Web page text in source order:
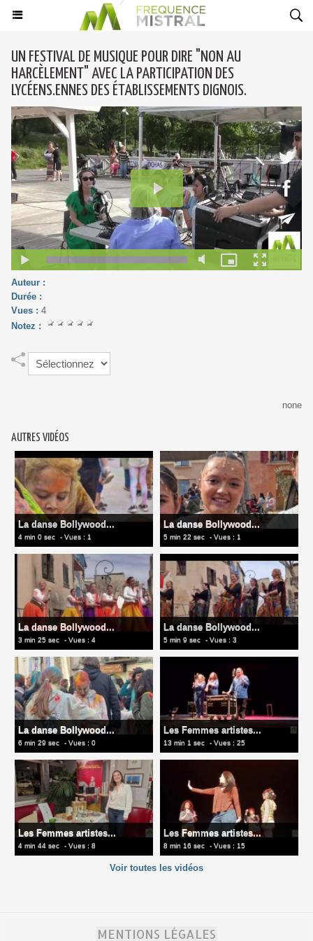
UN FESTIVAL DE MUSIQUE POUR DIRE "NON AU
HARCÈLEMENT" AVEC LA PARTICIPATION DES
LYCÉENS.ENNES DES ÉTABLISSEMENTS DIGNOIS.
Auteur :
Durée :
Vues : 4
Notez :
none
AUTRES VIDÉOS
La danse Bollywood...
4 min 0 sec - Vues : 1
La danse Bollywood...
5 min 22 sec - Vues : 1
La danse Bollywood...
3 min 25 sec - Vues : 4
La danse Bollywood...
5 min 9 sec - Vues : 3
La danse Bollywood...
6 min 29 sec - Vues : 0
Les Femmes artistes...
13 min 1 sec - Vues : 25
Les Femmes artistes...
4 min 44 sec - Vues : 8
Les Femmes artistes...
8 min 16 sec - Vues : 15
Voir toutes les vidéos
MENTIONS LÉGALES